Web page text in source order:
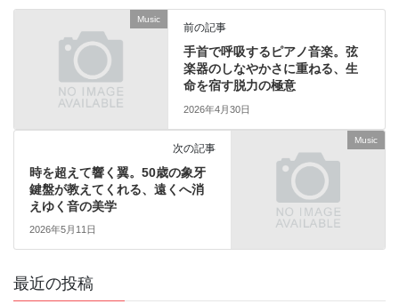
Music
前の記事
手首で呼吸するピアノ音楽。弦
楽器のしなやかさに重ねる、生
命を宿す脱力の極意
2026年4月30日
Music
次の記事
時を超えて響く翼。50歳の象牙
鍵盤が教えてくれる、遠くへ消
えゆく音の美学
2026年5月11日
最近の投稿